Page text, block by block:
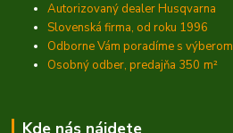
Autorizovaný dealer Husqvarna
Slovenská firma, od roku 1996
Odborne Vám poradíme s výberom
Osobný odber, predajňa 350 m²
Kde nás nájdete